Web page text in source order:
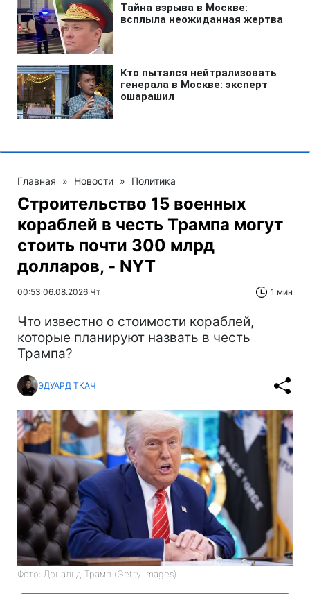
Главная » Новости » Политика
Строительство 15 военных
кораблей в честь Трампа могут
стоить почти 300 млрд
долларов, - NYT
00:53 06.08.2026 Чт 1 мин
Что известно о стоимости кораблей,
которые планируют назвать в честь
Трампа?
ЭДУАРД ТКАЧ
Фото: Дональд Трамп (Getty Images)